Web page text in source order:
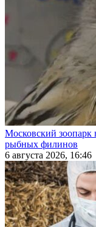
Московский зоопарк
рыбных филинов
6 августа 2026, 16:46